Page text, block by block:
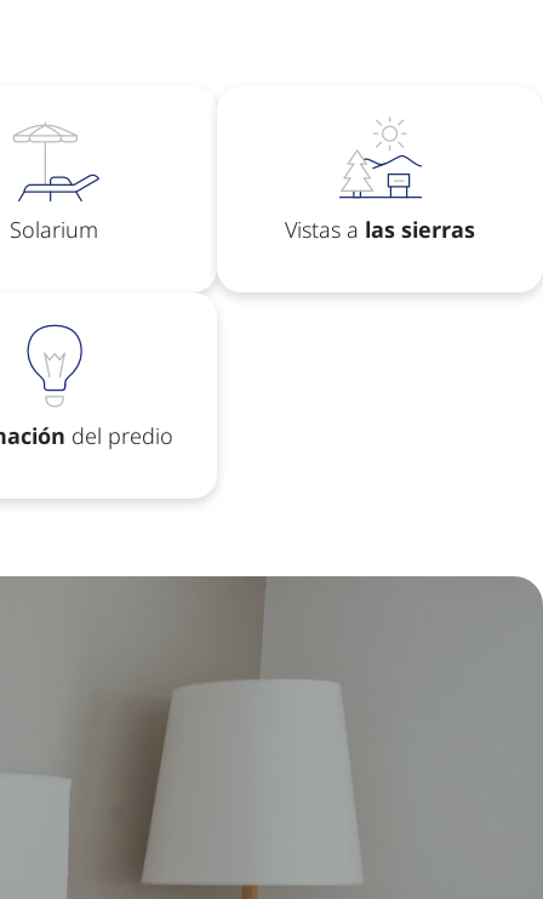
Solarium Vistas a las sierras
del predio